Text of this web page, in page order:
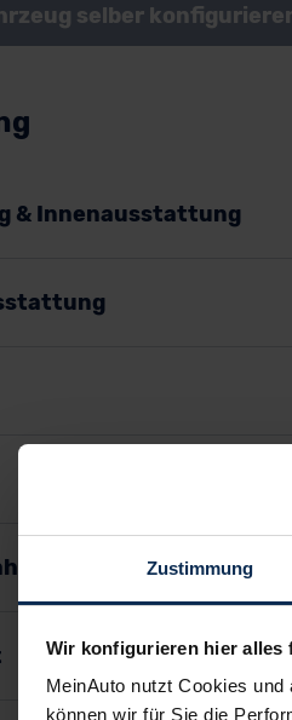
Zustimmung
Wir konfigurieren hier alles
MeinAuto nutzt Cookies
können wir für Sie die
selber
& Innenausstattung